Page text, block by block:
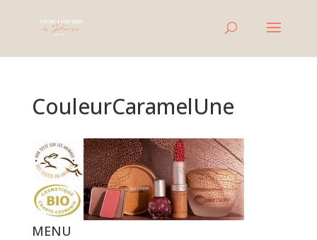
CouleurCaramelUne
MENU